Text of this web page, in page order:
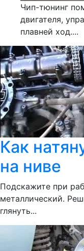
Чип-тюнинг
двигателя,
плавней ход....
Как
на ниве
Подскажите при
металлический.
глянуть...